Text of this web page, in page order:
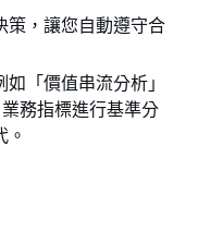
策，讓您自動遵守合
「價值串流分析」
務指標進行基準分